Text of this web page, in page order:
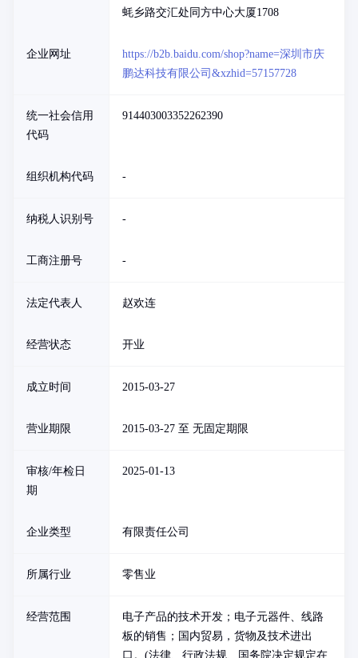
蚝乡路交汇处同方中心大厦1708
企业网址
https://b2b.baidu.com/shop?name=深圳市庆
鹏达科技有限公司&xzhid=57157728
统一社会信用
代码
914403003352262390
组织机构代码 -
纳税人识别号 -
工商注册号 -
法定代表人 赵欢连
经营状态 开业
成立时间 2015-03-27
营业期限 2015-03-27 至 无固定期限
审核/年检日
期
2025-01-13
企业类型 有限责任公司
所属行业 零售业
经营范围
电子产品的技术开发；电子元器件、线路
板的销售；国内贸易，货物及技术进出
口。(法律、行政法规、国务院决定规定在